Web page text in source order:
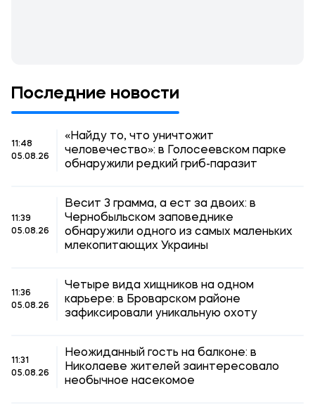
Последние новости
11:48
05.08.26
«Найду то, что уничтожит
человечество»: в Голосеевском парке
обнаружили редкий гриб-паразит
11:39
05.08.26
Весит 3 грамма, а ест за двоих: в
Чернобыльском заповеднике
обнаружили одного из самых маленьких
млекопитающих Украины
11:36
05.08.26
Четыре вида хищников на одном
карьере: в Броварском районе
зафиксировали уникальную охоту
11:31
05.08.26
Неожиданный гость на балконе: в
Николаеве жителей заинтересовало
необычное насекомое